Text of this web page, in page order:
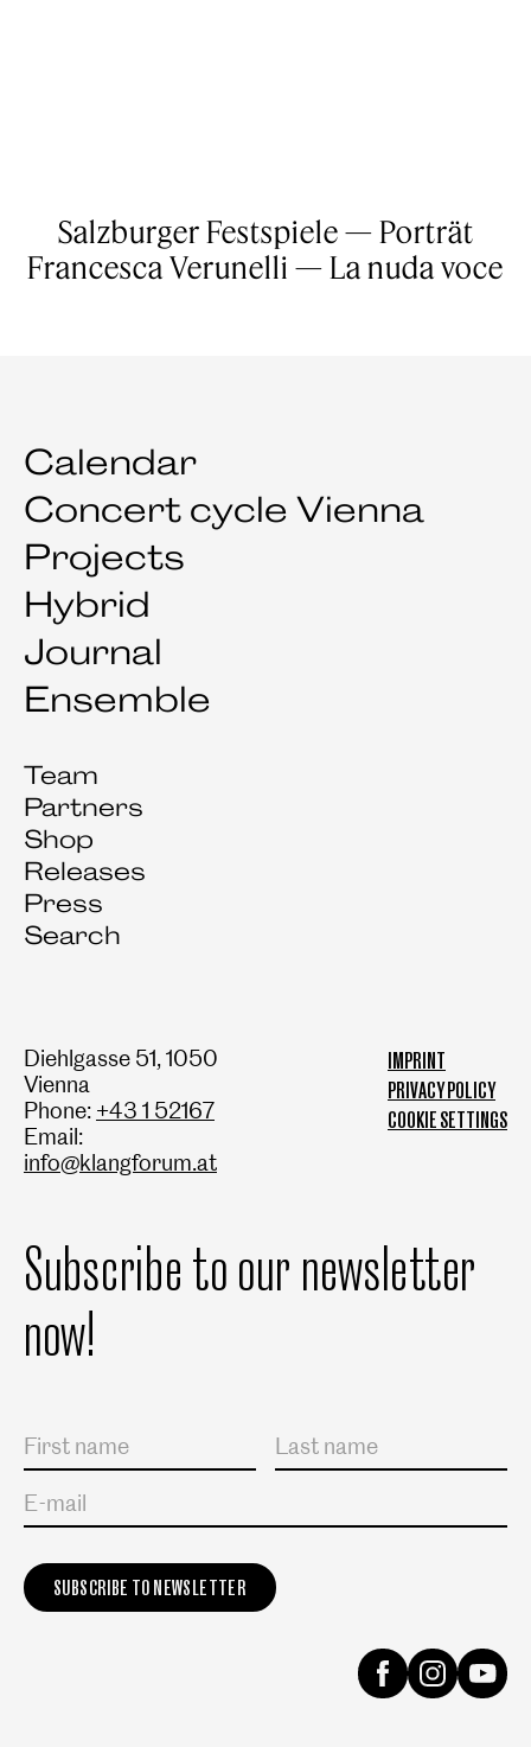
Salzburger Festspiele — Porträt
Francesca Verunelli — La nuda voce
Calendar
Concert cycle Vienna
Projects
Hybrid
Journal
Ensemble
Team
Partners
Shop
Releases
Press
Search
Diehlgasse 51, 1050
Vienna
Phone: +43 1 52167
Email:
info@klangforum.at
IMPRINT
PRIVACY POLICY
COOKIE SETTINGS
Subscribe to our newsletter
now!
Salutation
First name
Last name
E-mail
FacebookInstagram